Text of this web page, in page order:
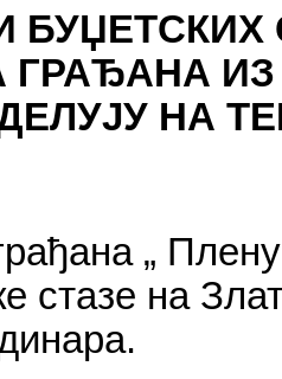
БУЏЕТСКИХ
НА
„
стазе на